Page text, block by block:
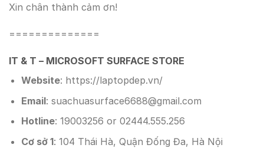
Xin chân thành cảm ơn!
==============
IT & T – MICROSOFT SURFACE STORE
Website: https://laptopdep.vn/
Email: suachuasurface6688@gmail.com
Hotline: 19003256 or 02444.555.256
Cơ sở 1: 104 Thái Hà, Quận Đống Đa, Hà Nội